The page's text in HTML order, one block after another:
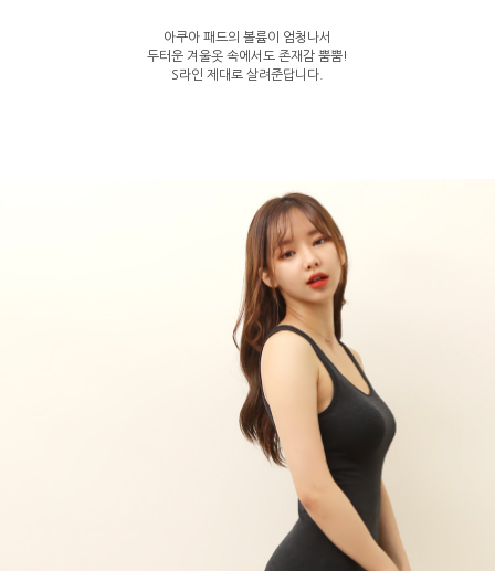
아쿠아 패드의 볼륨이 엄청나서
두터운 겨울옷 속에서도 존재감 뿜뿜!
S라인 제대로 살려준답니다.